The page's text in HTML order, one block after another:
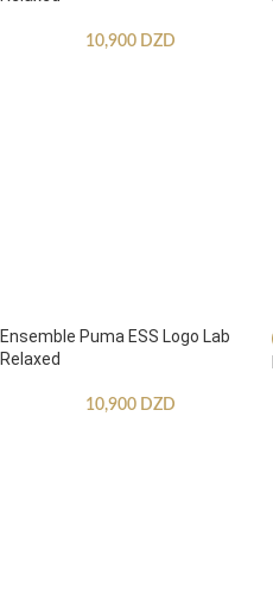
10,900 DZD
Ensemble Puma ESS Logo Lab
Relaxed
10,900 DZD